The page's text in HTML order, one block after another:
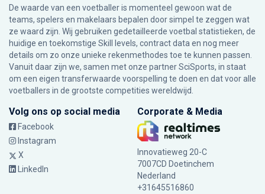
De waarde van een voetballer is momenteel gewoon wat de
teams, spelers en makelaars bepalen door simpel te zeggen wat
ze waard zijn. Wij gebruiken gedetailleerde voetbal statistieken, de
huidige en toekomstige Skill levels, contract data en nog meer
details om zo onze unieke rekenmethodes toe te kunnen passen.
Vanuit daar zijn we, samen met onze partner SciSports, in staat
om een eigen transferwaarde voorspelling te doen en dat voor alle
voetballers in de grootste competities wereldwijd.
Volg ons op social media
Facebook
Instagram
X
LinkedIn
Corporate & Media
Innovatieweg 20-C
7007CD Doetinchem
Nederland
+31645516860